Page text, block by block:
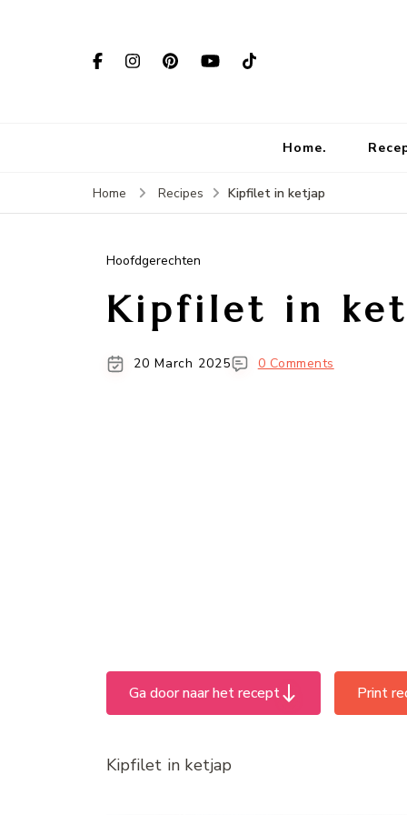
Home.
Home Recipes Kipfilet in ketjap
Hoofdgerechten
Kipfilet in
20 March 2025 0 Comments
Ga door naar het recept Print
Kipfilet in ketjap